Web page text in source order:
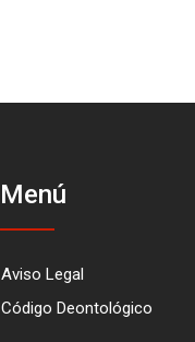
Menú
Aviso Legal
Código Deontológico